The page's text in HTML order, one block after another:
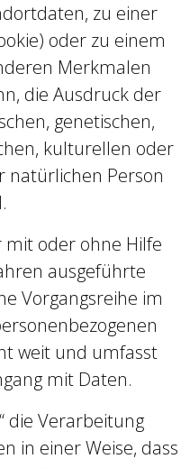
zu einer
oder zu einem
Merkmalen
die Ausdruck der
genetischen,
kulturellen oder
natürlichen Person
mit oder ohne Hilfe
ausgeführte
Vorgangsreihe im
weit und umfasst
mit Daten.
die Verarbeitung
in einer Weise, dass